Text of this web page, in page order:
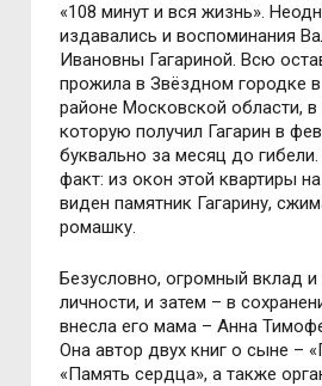
«108 минут и вся жизнь».
издавались и воспоминания
Ивановны Гагариной. Всю
прожила в Звёздном городке
районе Московской области, в
которую получил Гагарин в
буквально за месяц до гибели.
факт: из окон этой квартиры
виден памятник Гагарину,
ромашку.
Безусловно, огромный вклад и
личности, и затем – в
внесла его мама – Анна
Она автор двух книг о сыне –
«Память сердца», а также